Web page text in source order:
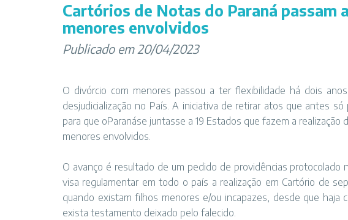
Cartórios de Notas do Paraná passam
menores envolvidos
Publicado em 20/04/2023
O divórcio com menores passou a ter flexibilidade há dois
desjudicialização no País. A iniciativa de retirar atos que antes
para que oParanáse juntasse a 19 Estados que fazem a realização
menores envolvidos.
O avanço é resultado de um pedido de providências protocolado
visa regulamentar em todo o país a realização em Cartório de
quando existam filhos menores e/ou incapazes, desde que
exista testamento deixado pelo falecido.